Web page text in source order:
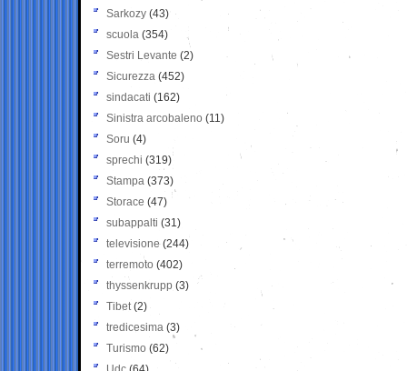
Sarkozy (43)
scuola (354)
Sestri Levante (2)
Sicurezza (452)
sindacati (162)
Sinistra arcobaleno (11)
Soru (4)
sprechi (319)
Stampa (373)
Storace (47)
subappalti (31)
televisione(244)
terremoto (402)
thyssenkrupp (3)
Tibet(2)
tredicesima (3)
Turismo (62)